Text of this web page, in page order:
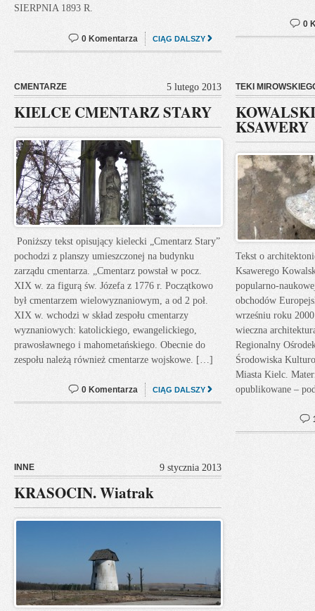
SIERPNIA 1893 R.
CIĄG DALSZY
0 Komentarza
0
CMENTARZE 5 lutego 2013
KIELCE CMENTARZ STARY
Poniższy tekst opisujący kielecki „Cmentarz Stary”
pochodzi z planszy umieszczonej na budynku
zarządu cmentarza. „Cmentarz powstał w pocz.
XIX w. za figurą św. Józefa z 1776 r. Początkowo
był cmentarzem wielowyznaniowym, a od 2 poł.
XIX w. wchodzi w skład zespołu cmentarzy
wyznaniowych: katolickiego, ewangelickiego,
prawosławnego i mahometańskiego. Obecnie do
zespołu należą również cmentarze wojskowe. […]
CIĄG DALSZY
0 Komentarza
TEKI
KSAWERY
Tekst o
Ksawerego
popularno-
obchodów
wrześniu roku
wieczna
Regionalny
Środowiska
Miasta Kielc.
opublikowane –
INNE 9 stycznia 2013
KRASOCIN. Wiatrak